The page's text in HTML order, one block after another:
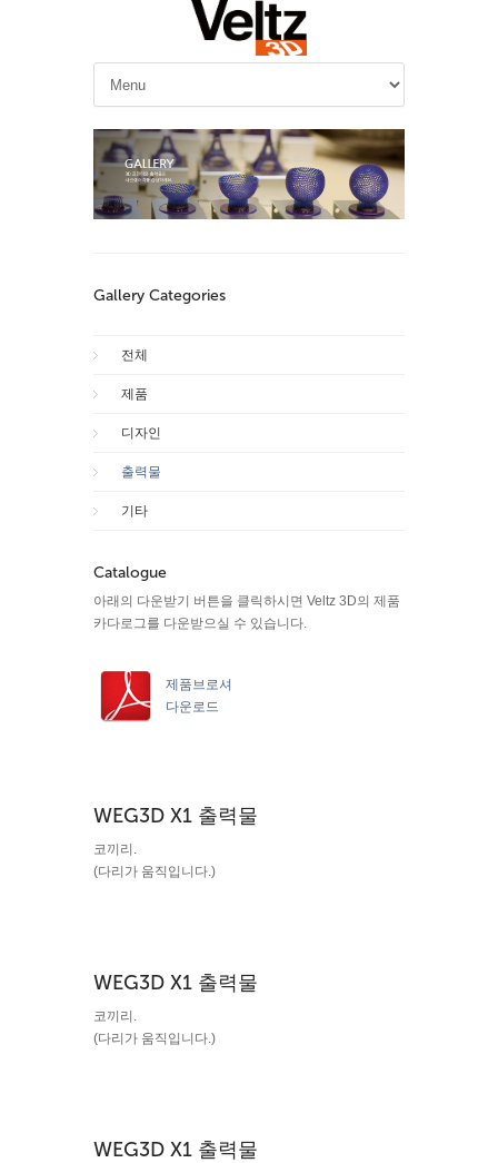
Gallery Categories
전체
제품
디자인
출력물
기타
Catalogue
아래의 다운받기 버튼을 클릭하시면 Veltz 3D의 제품
카다로그를 다운받으실 수 있습니다.
제품브로셔
다운로드
WEG3D X1 출력물
코끼리.
(다리가 움직입니다.)
WEG3D X1 출력물
코끼리.
(다리가 움직입니다.)
WEG3D X1 출력물